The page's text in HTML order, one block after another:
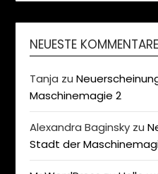
NEUESTE KOMMENTARE
Tanja zu
Maschinemagie 2
Alexandra Baginsky zu
Stadt der